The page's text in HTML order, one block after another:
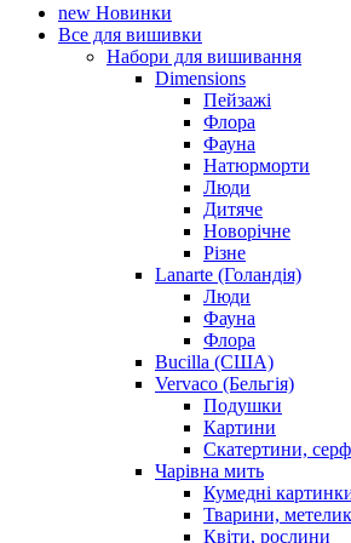
new Новинки
Все для вишивки
Набори для вишивання
Dimensions
Пейзажі
Флора
Фауна
Натюрморти
Люди
Дитяче
Новорічне
Різне
Lanarte (Голандія)
Люди
Фауна
Флора
Bucilla (США)
Vervaco (Бельгія)
Подушки
Картини
Скатертини,
Чарiвна мить
Кумедні
Тварини,
Квіти, рослини